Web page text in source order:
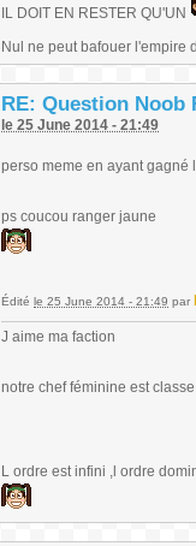
IL DOIT EN RESTER QU'UN
Nul ne peut bafouer l'empire
RE: Question Noob
le 25 June 2014 - 21:49
perso meme en ayant gagné
ps coucou ranger jaune
Édité le 25 June 2014 - 21:49 par
J aime ma faction
notre chef féminine est
L ordre est infini ,l ordre